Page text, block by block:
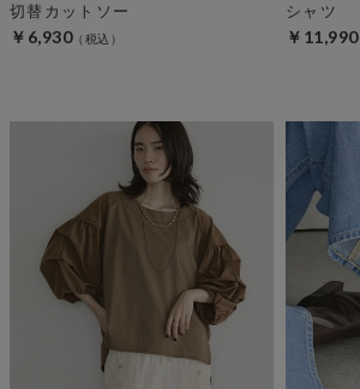
切替カットソー
￥6,930
シャツ
￥11,990